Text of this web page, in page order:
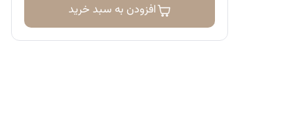
افزودن به سبد خرید